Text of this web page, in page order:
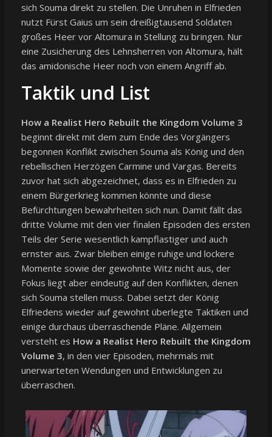
sich Souma direkt zu stellen. Die Unruhen in Elfrieden
nutzt Fürst Gaius um sein dreißigtausend Soldaten
großes Heer vor Altomura in Stellung zu bringen. Nur
eine Zusicherung des Lehnsherren von Altomura, hält
das amidonische Heer noch von einem Angriff ab.
Taktik und List
How a Realist Hero Rebuilt the Kingdom Volume 3
beginnt direkt mit dem zum Ende des Vorgängers
begonnen Konflikt zwischen Souma als König und den
rebellischen Herzögen Carmine und Vargas. Bereits
zuvor hat sich abgezeichnet, dass es in Elfrieden zu
einem Bürgerkrieg kommen könnte und diese
Befürchtungen bewahrheiten sich nun. Damit fällt das
dritte Volume mit den vier finalen Episoden des ersten
Teils der Serie wesentlich kampflastiger und auch
ernster aus. Zwar bleiben einige ruhige und lockere
Momente sowie der gewohnte Witz nicht aus, der
Fokus liegt aber eindeutig auf den Konflikten, denen
sich Souma stellen muss. Dabei setzt der König
Elfriedens wieder auf gewohnt überlegte Taktiken und
einige durchaus überraschende Pläne. Allgemein
versteht es How a Realist Hero Rebuilt the Kingdom
Volume 3, in den vier Episoden, mehrmals mit
unerwarteten Wendungen und Entwicklungen zu
überraschen.